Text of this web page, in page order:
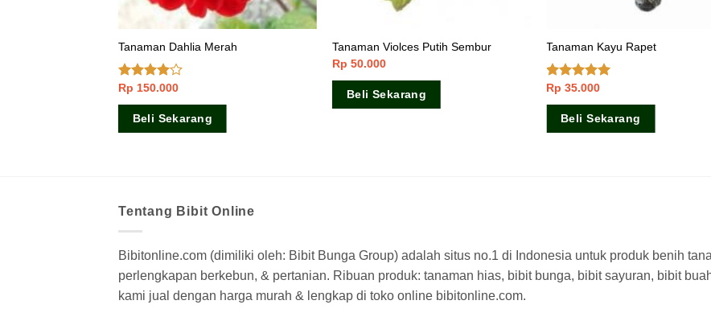
Tanaman Dahlia Merah
Dinilai
3.75dari
Rp 150.000
Beli Sekarang
Tanaman Violces Putih Sembur
Rp 50.000
Beli Sekarang
Tanaman Kayu Rapet
Dinilai5.00
dari 5
Rp 35.000
Beli Sekarang
Tentang Bibit Online
Bibitonline.com (dimiliki oleh: Bibit Bunga Group) adalah situs no.1 di Indonesia untuk produk benih
perlengkapan berkebun, & pertanian. Ribuan produk: tanaman hias, bibit bunga, bibit sayuran, bibit
kami jual dengan harga murah & lengkap di toko online bibitonline.com.